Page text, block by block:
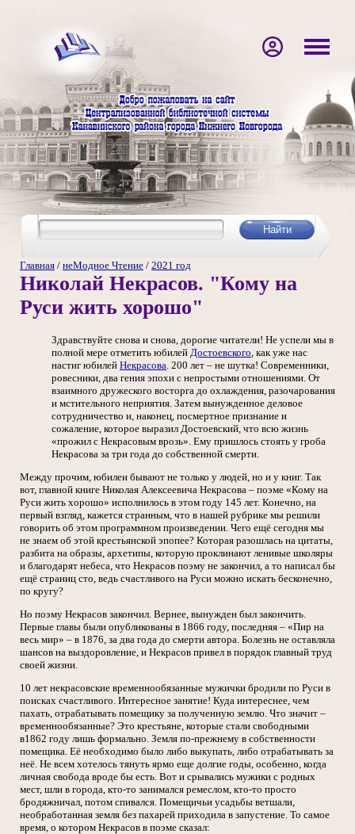
Главная / неМодное Чтение / 2021 год
Николай Некрасов. "Кому на
Руси жить хорошо"
Здравствуйте снова и снова, дорогие читатели! Не успели мы в
полной мере отметить юбилей Достоевского, как уже нас
настиг юбилей Некрасова. 200 лет – не шутка! Современники,
ровесники, два гения эпохи с непростыми отношениями. От
взаимного дружеского восторга до охлаждения, разочарования
и мстительного неприятия. Затем вынужденное деловое
сотрудничество и, наконец, посмертное признание и
сожаление, которое выразил Достоевский, что всю жизнь
«прожил с Некрасовым врозь». Ему пришлось стоять у гроба
Некрасова за три года до собственной смерти.
Между прочим, юбилеи бывают не только у людей, но и у книг. Так
вот, главной книге Николая Алексеевича Некрасова – поэме «Кому на
Руси жить хорошо» исполнилось в этом году 145 лет. Конечно, на
первый взгляд, кажется странным, что в нашей рубрике мы решили
говорить об этом программном произведении. Чего ещё сегодня мы
не знаем об этой крестьянской эпопее? Которая разошлась на цитаты,
разбита на образы, архетипы, которую проклинают ленивые школяры
и благодарят небеса, что Некрасов поэму не закончил, а то написал бы
ещё страниц сто, ведь счастливого на Руси можно искать бесконечно,
по кругу?
Но поэму Некрасов закончил. Вернее, вынужден был закончить.
Первые главы были опубликованы в 1866 году, последняя – «Пир на
весь мир» – в 1876, за два года до смерти автора. Болезнь не оставляла
шансов на выздоровление, и Некрасов привел в порядок главный труд
своей жизни.
10 лет некрасовские временнообязанные мужички бродили по Руси в
поисках счастливого. Интересное занятие! Куда интереснее, чем
пахать, отрабатывать помещику за полученную землю. Что значит –
временнообязанные? Это крестьяне, которые стали свободными
в1862 году лишь формально. Земля по-прежнему в собственности
помещика. Её необходимо было либо выкупать, либо отрабатывать за
неё. Не всем хотелось тянуть ярмо еще долгие годы, особенно, когда
личная свобода вроде бы есть. Вот и срывались мужики с родных
мест, шли в города, кто-то занимался ремеслом, кто-то просто
бродяжничал, потом спивался. Помещичьи усадьбы ветшали,
необработанная земля без пахарей приходила в запустение. То самое
время, о котором Некрасов в поэме сказал: